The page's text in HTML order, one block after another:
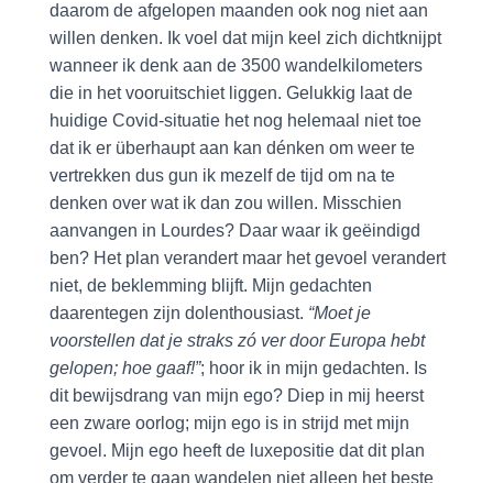
daarom de afgelopen maanden ook nog niet aan
willen denken. Ik voel dat mijn keel zich dichtknijpt
wanneer ik denk aan de 3500 wandelkilometers
die in het vooruitschiet liggen. Gelukkig laat de
huidige Covid-situatie het nog helemaal niet toe
dat ik er überhaupt aan kan dénken om weer te
vertrekken dus gun ik mezelf de tijd om na te
denken over wat ik dan zou willen. Misschien
aanvangen in Lourdes? Daar waar ik geëindigd
ben? Het plan verandert maar het gevoel verandert
niet, de beklemming blijft. Mijn gedachten
daarentegen zijn dolenthousiast. “Moet je
voorstellen dat je straks zó ver door Europa hebt
gelopen; hoe gaaf!”; hoor ik in mijn gedachten. Is
dit bewijsdrang van mijn ego? Diep in mij heerst
een zware oorlog; mijn ego is in strijd met mijn
gevoel. Mijn ego heeft de luxepositie dat dit plan
om verder te gaan wandelen niet alleen het beste